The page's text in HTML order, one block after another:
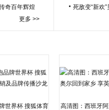
奇百年辉煌
更多 >>
死敌变“新欢
世界杯 搜狐体育
高清图：西班牙